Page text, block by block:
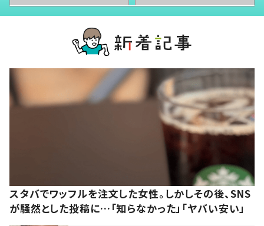
スタバでワッフルを注文した女性。しかしその後、SNS
が騒然とした投稿に…「知らなかった」「ヤバい安い」